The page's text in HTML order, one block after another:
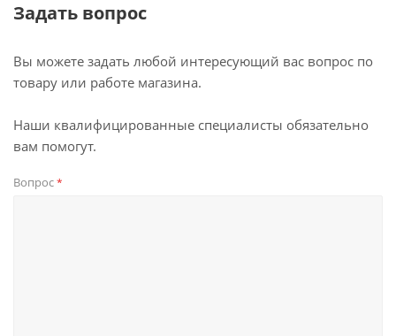
Задать вопрос
Вы можете задать любой интересующий вас вопрос по
товару или работе магазина.
Наши квалифицированные специалисты обязательно
вам помогут.
Вопрос*